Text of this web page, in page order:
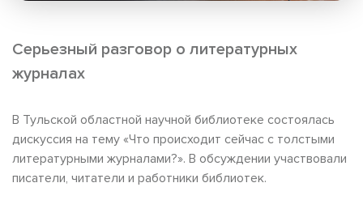
Серьезный разговор о литературных
журналах
В Тульской областной научной библиотеке состоялась
дискуссия на тему «Что происходит сейчас с толстыми
литературными журналами?». В обсуждении участвовали
писатели, читатели и работники библиотек.